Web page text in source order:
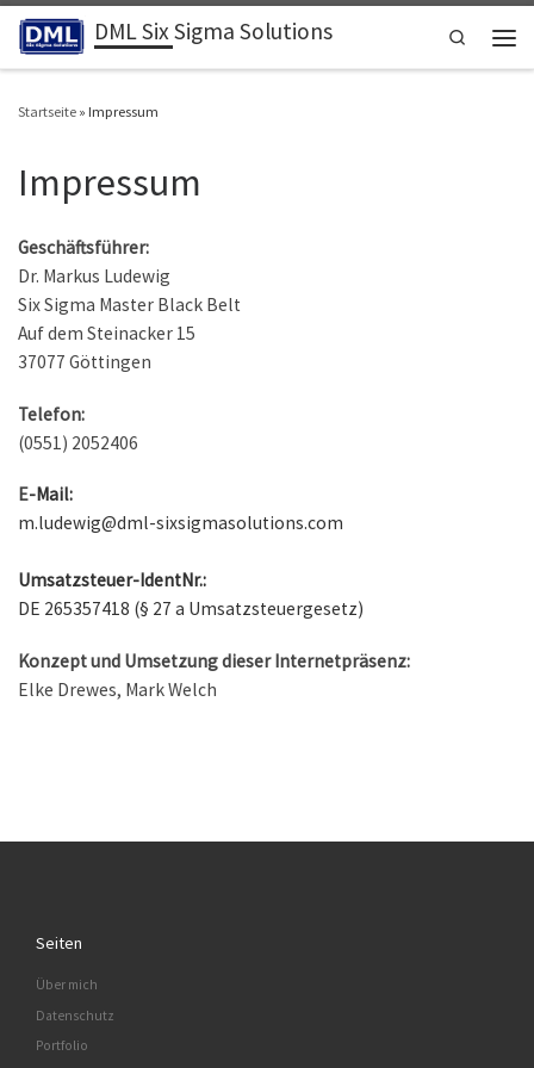
Zum Inhalt springenDML Six Sigma Solutions
Search
Startseite » Impressum
Impressum
Geschäftsführer:
Dr. Markus Ludewig
Six Sigma Master Black Belt
Auf dem Steinacker 15
37077 Göttingen
Telefon:
(0551) 2052406
E-Mail:
m.ludewig@dml-sixsigmasolutions.com
Umsatzsteuer-IdentNr.:
DE 265357418 (§ 27 a Umsatzsteuergesetz)
Konzept und Umsetzung dieser Internetpräsenz:
Elke Drewes, Mark Welch
Seiten
Über mich
Datenschutz
Portfolio